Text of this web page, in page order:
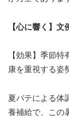
【心に響く】
【効果】季節
康を重視する姿
夏バテによる体
養補給で、この